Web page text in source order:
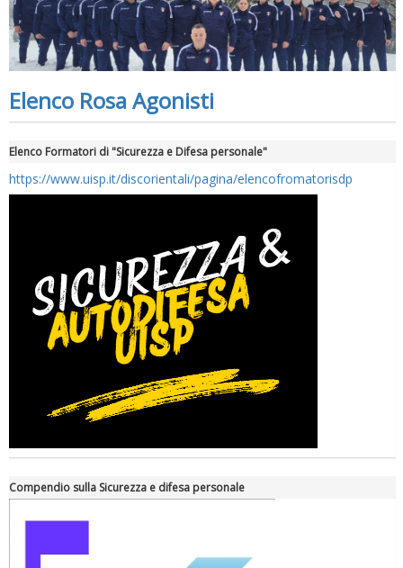
Elenco Rosa Agonisti
Elenco Formatori di "Sicurezza e Difesa personale"
https://www.uisp.it/discorientali/pagina/elencofromatorisdp
Compendio sulla Sicurezza e difesa personale